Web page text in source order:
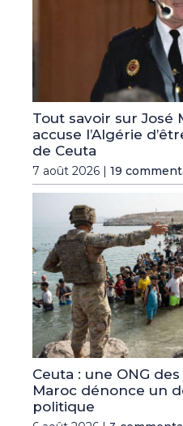
Tout savoir sur José
accuse l’Algérie
de Ceuta
7 août 2026 | 19
Ceuta : une ONG
Maroc dénonce un
politique